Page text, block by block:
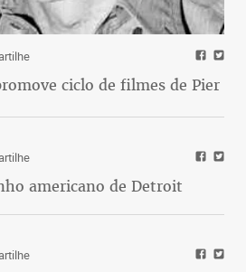
ciclo de filmes de Pier
americano de Detroit